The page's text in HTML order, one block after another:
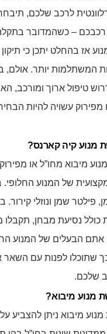
לרכב שלכם,
– כשהמדובר
אז בהחלט יתכן כי
המשתלמות יותר. אולם,
טיפול ארוך ומורכב,
עשויה להיות
מנוע קיה קארנס?
מיבוא מחו”ל או
של המנוע
שמן ונוזלי קירור.
כולל נסיעת מבחן,
אתם הבעלים של המנוע
שתוכלו לפנות עם השאר
שלכם.
מנוע מיבוא?
מיבוא ניתן להצביע